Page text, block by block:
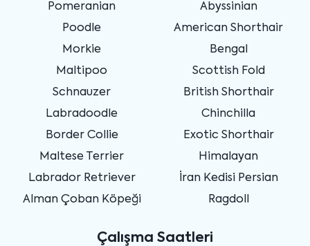
Pomeranian
Poodle
Morkie
Maltipoo
Schnauzer
Labradoodle
Border Collie
Maltese Terrier
Labrador Retriever
Alman Çoban Köpeği
Abyssinian
American Shorthair
Bengal
Scottish Fold
British Shorthair
Chinchilla
Exotic Shorthair
Himalayan
İran Kedisi Persian
Ragdoll
Çalışma Saatleri